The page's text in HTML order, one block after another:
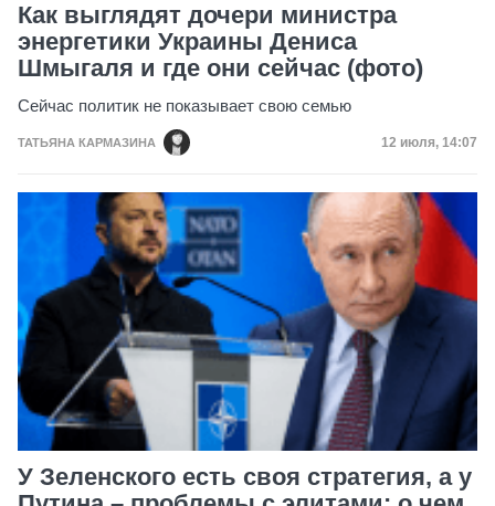
Как выглядят дочери министра
энергетики Украины Дениса
Шмыгаля и где они сейчас (фото)
Сейчас политик не показывает свою семью
ТАТЬЯНА КАРМАЗИНА Дата
12 июля, 14:07
У Зеленского есть своя стратегия, а у